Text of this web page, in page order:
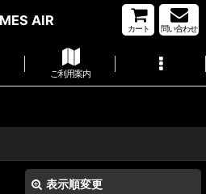
AIR
カート 問い合わせ
ご利用案内
表示順変更